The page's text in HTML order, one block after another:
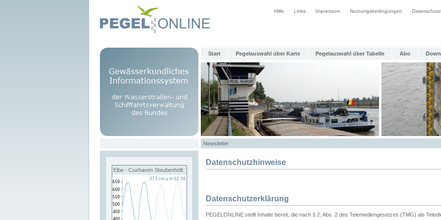
Hilfe Links Impressum Nutzungsbedingungen
Start Pegelauswahl über Karte Pegelauswahl über Tabelle Abo
Newsletter
Elbe - Cuxhaven Steubenhöft
Datenschutzhinweise
Datenschutzerklärung
PEGELONLINE stellt Inhalte bereit, die nach § 2, Abs. 2 des Telemediengesetzes (TMG) als